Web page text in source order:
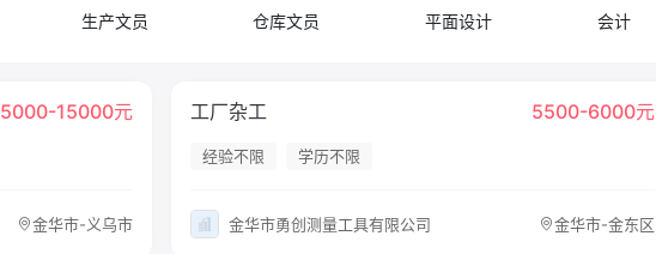
生产文员 仓库文员 平面设计 会计
5000-15000元
金华市-义乌市
工厂杂工 5500-6000元
经验不限 学历不限
金华市勇创测量工具有限公司 金华市-金东区